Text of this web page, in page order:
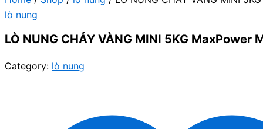
lò nung
LÒ NUNG CHẢY VÀNG MINI 5KG MaxPower
Category: lò nung